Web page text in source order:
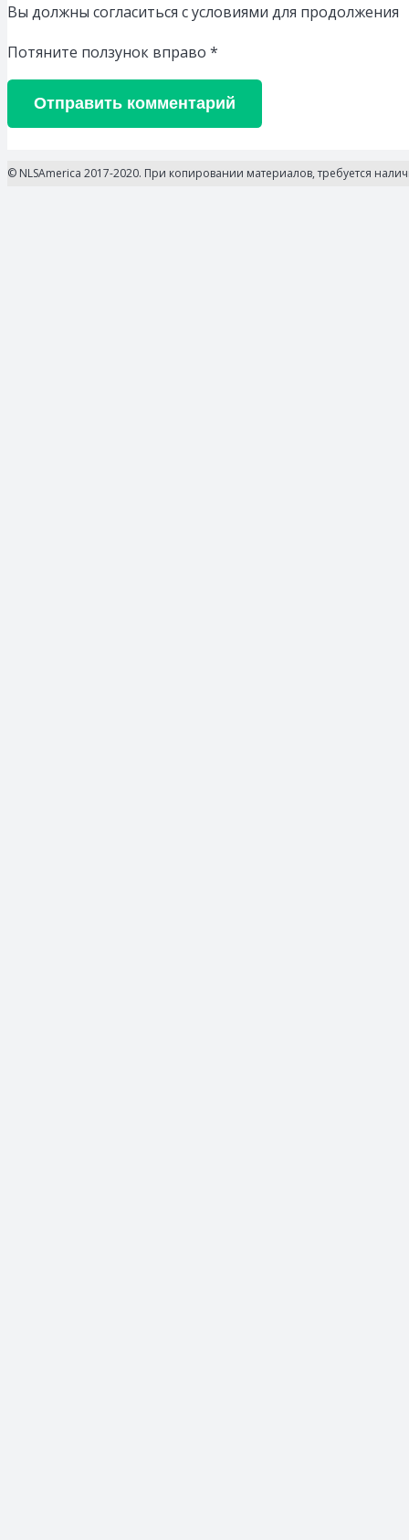
Вы должны согласиться с условиями для продолжения
Потяните ползунок вправо *
Отправить комментарий
© NLSAmerica 2017-2020. При копировании материалов, требуется